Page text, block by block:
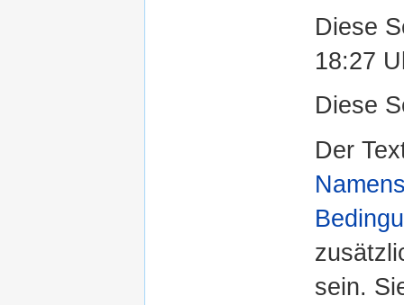
Diese
18:27
Diese
Der
sein.